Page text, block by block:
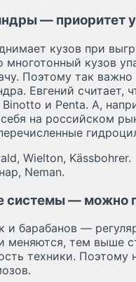
— приоритет
кузов при
многотонный кузов
Поэтому так
Евгений считает,
и Penta. А,
на российском
Wielton, Kässbohrer.
Neman.
системы — можно
барабанов —
меняются, тем выше
техники.